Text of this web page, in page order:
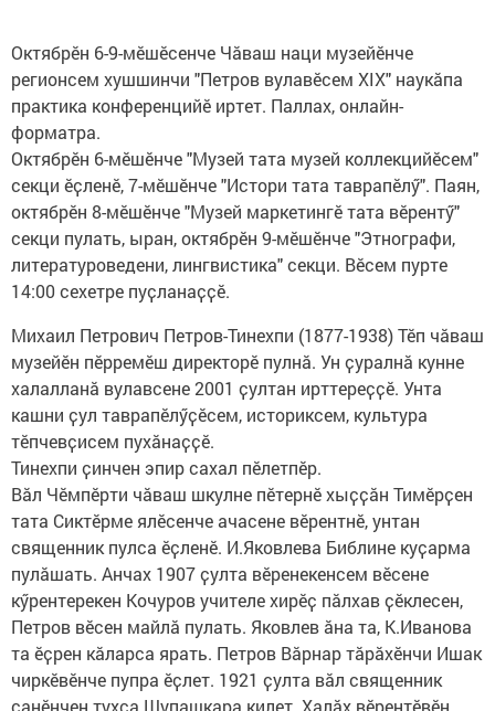
Октябрӗн 6-9-мӗшӗсенче Чӑваш наци музейӗнче
регионсем хушшинчи "Петров вулавӗсем XIX" наукӑпа
практика конференцийӗ иртет. Паллах, онлайн-
форматра.
Октябрӗн 6-мӗшӗнче "Музей тата музей коллекцийӗсем"
секци ӗҫленӗ, 7-мӗшӗнче "Истори тата таврапӗлӳ". Паян,
октябрӗн 8-мӗшӗнче "Музей маркетингӗ тата вӗрентӳ"
секци пулать, ыран, октябрӗн 9-мӗшӗнче "Этнографи,
литературоведени, лингвистика" секци. Вӗсем пурте
14:00 сехетре пуҫланаҫҫӗ.
Михаил Петрович Петров-Тинехпи (1877-1938) Тӗп чӑваш
музейӗн пӗрремӗш директорӗ пулнӑ. Ун ҫуралнӑ кунне
халалланӑ вулавсене 2001 ҫултан ирттереҫҫӗ. Унта
кашни ҫул таврапӗлӳҫӗсем, историксем, культура
тӗпчевҫисем пухӑнаҫҫӗ.
Тинехпи ҫинчен эпир сахал пӗлетпӗр.
Вӑл Чӗмпӗрти чӑваш шкулне пӗтернӗ хыҫҫӑн Тимӗрҫен
тата Сиктӗрме ялӗсенче ачасене вӗрентнӗ, унтан
священник пулса ӗҫленӗ. И.Яковлева Библине куҫарма
пулӑшать. Анчах 1907 ҫулта вӗренекенсем вӗсене
кӳрентерекен Кочуров учителе хирӗҫ пӑлхав ҫӗклесен,
Петров вӗсен майлӑ пулать. Яковлев ӑна та, К.Иванова
та ӗҫрен кӑларса ярать. Петров Вӑрнар тӑрӑхӗнчи Ишак
чиркӗвӗнче пупра ӗҫлет. 1921 ҫулта вӑл священник
санӗнчен тухса Шупашкара килет. Халӑх вӗрентӗвӗн